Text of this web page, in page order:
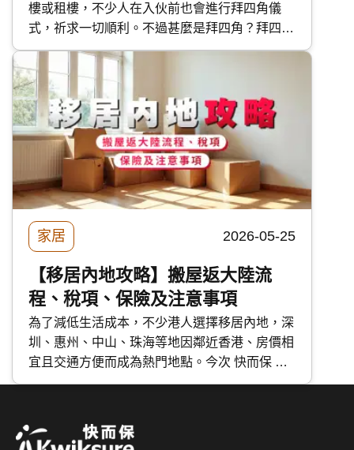
樓或租樓，不少人在入伙前也會進行拜四角儀
式，祈求一切順利。不過甚麼是拜四角？拜四角
要預備甚麼？拜四角的步驟如何？今次 快而保
便為大家分享拜四角的各項實用資料，讓大家準
備充足迎接新居。
家居 2026-05-25
【移居內地攻略】搬屋返大陸流
程、稅項、保險及注意事項
為了減低生活成本，不少港人選擇移居內地，深
圳、惠州、中山、珠海等地因鄰近香港、房價相
宜且交通方便而成為熱門地點。今次 快而保 詳
細講解搬屋返大陸的規定、流程、 保險及注意